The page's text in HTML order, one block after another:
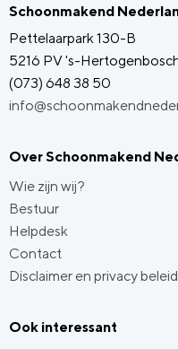
Schoonmakend
Pettelaarpark 130-B
5216 PV 's-
(073) 648 38 50
Over Schoonmakend
Wie zijn wij?
Bestuur
Helpdesk
Contact
Disclaimer en privacy beleid
Ook interessant